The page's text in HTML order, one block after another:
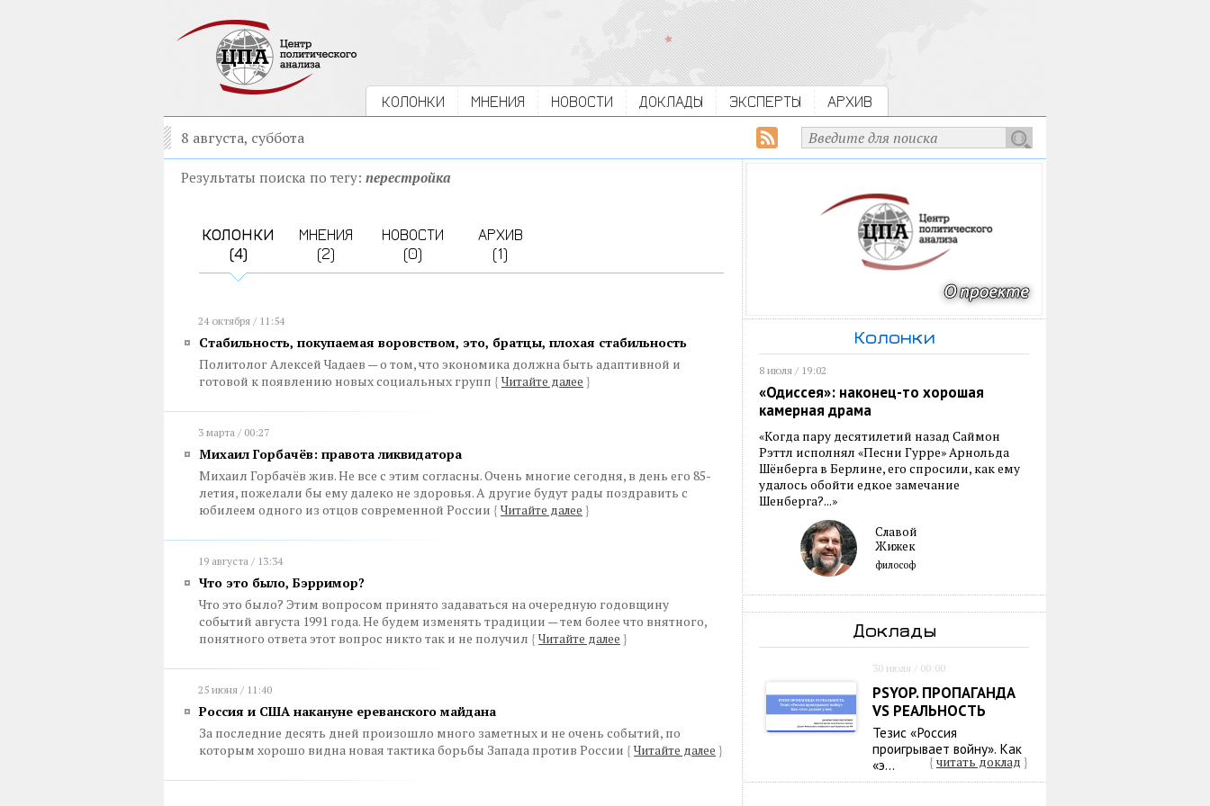
КОЛОНКИ МНЕНИЯ НОВОСТИ ДОКЛАДЫ ЭКСПЕРТЫ АРХИВ
8 августа, суббота
Результаты поиска по тегу: перестройка
КОЛОНКИ
(4)
МНЕНИЯ
(2)
НОВОСТИ
(0)
АРХИВ
(1)
24 октября / 11:54
Стабильность, покупаемая воровством, это, братцы, плохая стабильность
Политолог Алексей Чадаев — о том, что экономика должна быть адаптивной и
готовой к появлению новых социальных групп { Читайте далее }
3 марта / 00:27
Михаил Горбачёв: правота ликвидатора
Михаил Горбачёв жив. Не все с этим согласны. Очень многие сегодня, в день его 85-
летия, пожелали бы ему далеко не здоровья. А другие будут рады поздравить с
юбилеем одного из отцов современной России { Читайте далее }
19 августа / 13:34
Что это было, Бэрримор?
Что это было? Этим вопросом принято задаваться на очередную годовщину
событий августа 1991 года. Не будем изменять традиции — тем более что внятного,
понятного ответа этот вопрос никто так и не получил { Читайте далее }
25 июня / 11:40
Россия и США накануне ереванского майдана
За последние десять дней произошло много заметных и не очень событий, по
которым хорошо видна новая тактика борьбы Запада против России { Читайте далее }
Колонки
8 июля / 19:02
«Одиссея»: наконец-то хорошая
камерная драма
«Когда пару десятилетий назад Саймон
Рэттл исполнял «Песни Гурре» Арнольда
Шёнберга в Берлине, его спросили, как ему
удалось обойти едкое замечание
Шенберга?...»
Славой
Жижек
философ
Доклады
30 июля / 00:00
PSYOP. ПРОПАГАНДА
VS РЕАЛЬНОСТЬ
Тезис «Россия
проигрывает войну». Как
«э...
{ читать доклад }